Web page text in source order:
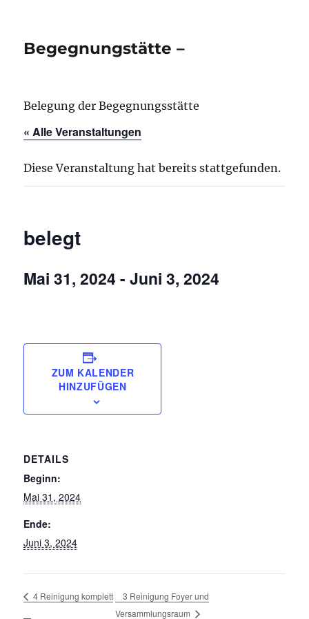
Begegnungstätte –
Belegung der Begegnungsstätte
« Alle Veranstaltungen
Diese Veranstaltung hat bereits stattgefunden.
belegt
Mai 31, 2024 -Juni 3, 2024
ZUM KALENDER
HINZUFÜGEN
DETAILS
Beginn:
Mai 31, 2024
Ende:
Juni 3, 2024
4 Reinigung komplett
3 Reinigung Foyer und
Versammlungsraum